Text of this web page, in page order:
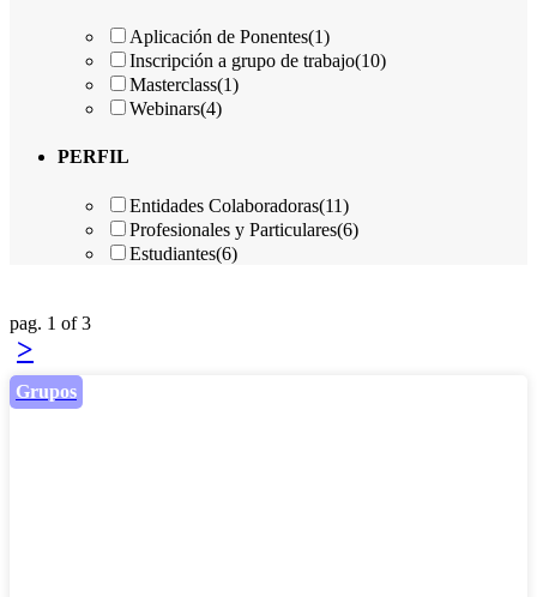
Aplicación de Ponentes(1)
Inscripción a grupo de trabajo(10)
Masterclass(1)
Webinars(4)
PERFIL
Entidades Colaboradoras(11)
Profesionales y Particulares(6)
Estudiantes(6)
pag. 1 of 3
>
Grupos